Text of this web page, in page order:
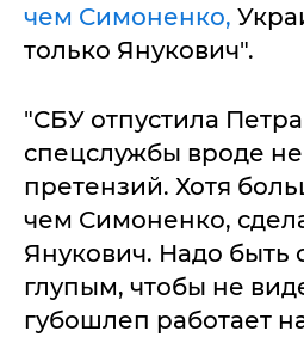
чем Симоненко,
только Янукович".
"СБУ отпустила
спецслужбы вроде
претензий. Хотя
чем Симоненко,
Янукович. Надо быть
глупым, чтобы не
губошлеп работает